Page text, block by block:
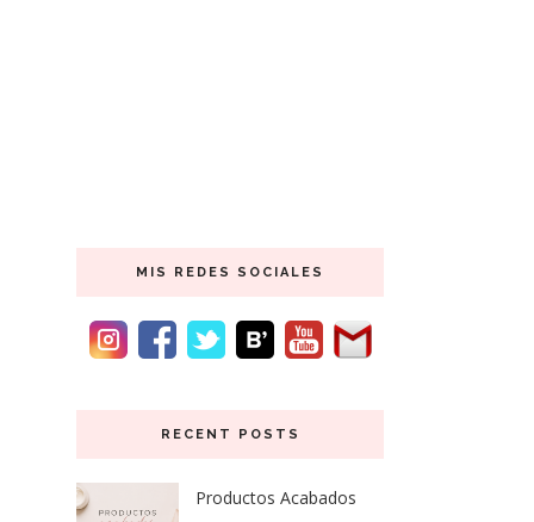
MIS REDES SOCIALES
RECENT POSTS
Productos Acabados